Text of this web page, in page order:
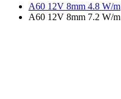
A60 12V 8mm 4.8 W/m
A60 12V 8mm 7.2 W/m